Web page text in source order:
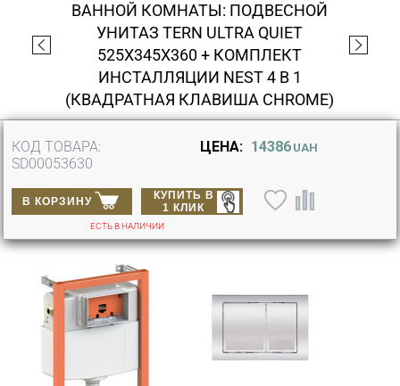
ВАННОЙ КОМНАТЫ: ПОДВЕСНОЙ
УНИТАЗ TERN ULTRA QUIET
525X345X360 + КОМПЛЕКТ
ИНСТАЛЛЯЦИИ NEST 4 В 1
(КВАДРАТНАЯ КЛАВИША CHROME)
КОД ТОВАРА:
SD00053630
ЦЕНА: 14386 UAH
В КОРЗИНУ
КУПИТЬ В
1 КЛИК
ЕСТЬ В НАЛИЧИИ